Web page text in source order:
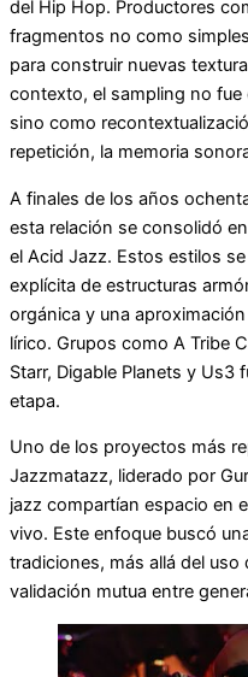
del Hip Hop. Productores
fragmentos no como
para construir nuevas
contexto, el sampling no
sino como
repetición, la memoria
A finales de los años
esta relación se consolidó
el Acid Jazz. Estos estilos
explícita de estructuras
orgánica y una
lírico. Grupos como A Tribe
Starr, Digable Planets y Us3
etapa.
Uno de los proyectos más
Jazzmatazz, liderado por
jazz compartían espacio en
vivo. Este enfoque buscó
tradiciones, más allá del
validación mutua entre